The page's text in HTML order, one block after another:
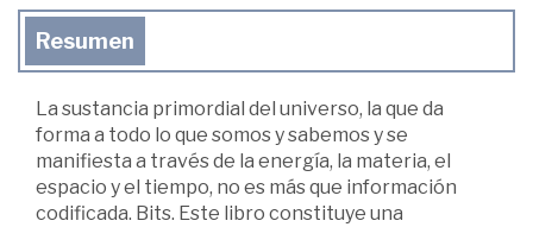
Resumen
La sustancia primordial del universo, la que da
forma a todo lo que somos y sabemos y se
manifiesta a través de la energía, la materia, el
espacio y el tiempo, no es más que información
codificada. Bits. Este libro constituye una